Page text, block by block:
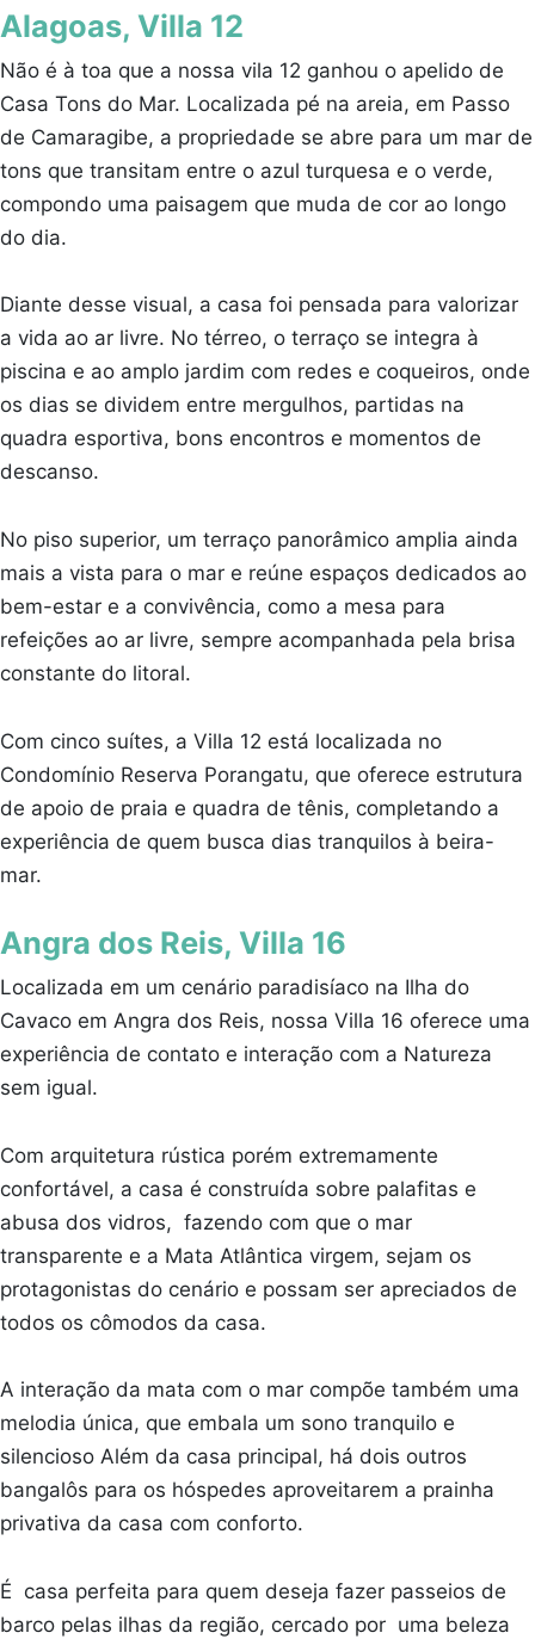
Alagoas, Villa 12
Não é à toa que a nossa vila 12 ganhou o apelido de
Casa Tons do Mar. Localizada pé na areia, em Passo
de Camaragibe, a propriedade se abre para um mar de
tons que transitam entre o azul turquesa e o verde,
compondo uma paisagem que muda de cor ao longo
do dia.
Diante desse visual, a casa foi pensada para valorizar
a vida ao ar livre. No térreo, o terraço se integra à
piscina e ao amplo jardim com redes e coqueiros, onde
os dias se dividem entre mergulhos, partidas na
quadra esportiva, bons encontros e momentos de
descanso.
No piso superior, um terraço panorâmico amplia ainda
mais a vista para o mar e reúne espaços dedicados ao
bem-estar e a convivência, como a mesa para
refeições ao ar livre, sempre acompanhada pela brisa
constante do litoral.
Com cinco suítes, a Villa 12 está localizada no
Condomínio Reserva Porangatu, que oferece estrutura
de apoio de praia e quadra de tênis, completando a
experiência de quem busca dias tranquilos à beira-
mar.
Angra dos Reis, Villa 16
Localizada em um cenário paradisíaco na Ilha do
Cavaco em Angra dos Reis, nossa Villa 16 oferece uma
experiência de contato e interação com a Natureza
sem igual.
Com arquitetura rústica porém extremamente
confortável, a casa é construída sobre palafitas e
abusa dos vidros, fazendo com que o mar
transparente e a Mata Atlântica virgem, sejam os
protagonistas do cenário e possam ser apreciados de
todos os cômodos da casa.
A interação da mata com o mar compõe também uma
melodia única, que embala um sono tranquilo e
silencioso Além da casa principal, há dois outros
bangalôs para os hóspedes aproveitarem a prainha
privativa da casa com conforto.
É casa perfeita para quem deseja fazer passeios de
barco pelas ilhas da região, cercado por uma beleza